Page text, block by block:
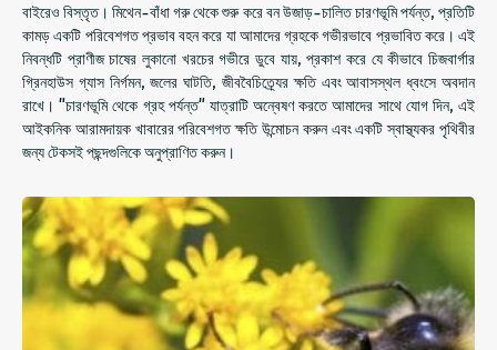
বাইরেও বিস্তৃত। মিথেন-বাঁধা গরু থেকে শুরু করে বন উজাড়-চালিত চারণভূমি পর্যন্ত, প্রতিটি
কামড় একটি পরিবেশগত প্রভাব বহন করে যা আমাদের গ্রহকে গভীরভাবে প্রভাবিত করে। এই
নিবন্ধটি প্রাণীজ চাষের লুকানো খরচের গভীরে ডুবে যায়, প্রকাশ করে যে কীভাবে চিজবার্গার
গ্রিনহাউস গ্যাস নির্গমন, জলের ঘাটতি, জীববৈচিত্র্যের ক্ষতি এবং আবাসস্থল ধ্বংসে অবদান
রাখে। "চারণভূমি থেকে গ্রহ পর্যন্ত" যাত্রাটি অন্বেষণ করতে আমাদের সাথে যোগ দিন, এই
আইকনিক আরামদায়ক খাবারের পরিবেশগত ক্ষতি উন্মোচন করুন এবং একটি স্বাস্থ্যকর পৃথিবীর
জন্য টেকসই পছন্দগুলিকে অনুপ্রাণিত করুন।